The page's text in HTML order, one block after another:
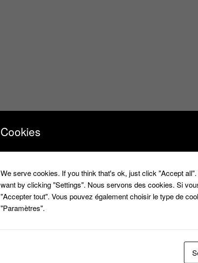
Cookies
We serve cookies. If you think that's ok, just click "Accept
want by clicking "Settings". Nous servons des cookies. Si
"Accepter tout". Vous pouvez également choisir le type de
"Paramètres".